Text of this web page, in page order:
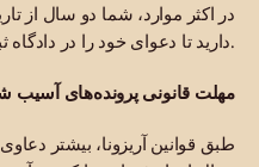
در اکثر موارد، شما دو سال از
دارید تا دعوای خود را در دادگاه ثبت کنید.
مهلت قانونی پرونده‌های آسیب
طبق قوانین آریزونا، بیشتر